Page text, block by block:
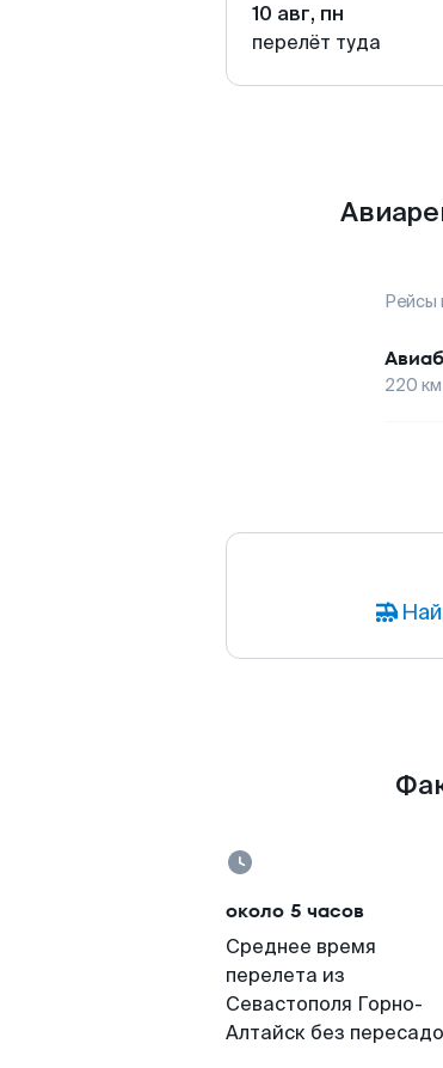
10 авг, пн
перелёт туда
Рейсы
220
около 5 часов
Среднее время
перелета из
Севастополя Горно-
Алтайск без